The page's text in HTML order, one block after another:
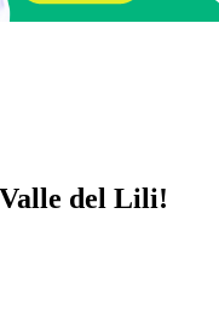
del Lili!